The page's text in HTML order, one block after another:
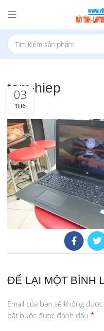
tam-hiep
03
TH6
ĐỂ LẠI MỘT BÌNH
Email của bạn sẽ không
bắt buộc được đánh dấu *